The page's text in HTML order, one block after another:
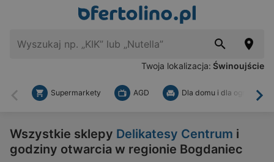
Twoja lokalizacja: Świnoujście
Wstecz
Supermarkety AGD Dla domu i dla ogrodu
Wszystkie sklepy Delikatesy Centrum i
godziny otwarcia w regionie Bogdaniec